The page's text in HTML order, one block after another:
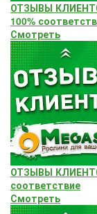
ОТЗЫВЫ
100%
Смотреть
ОТЗЫВЫ
соответствие
Смотреть